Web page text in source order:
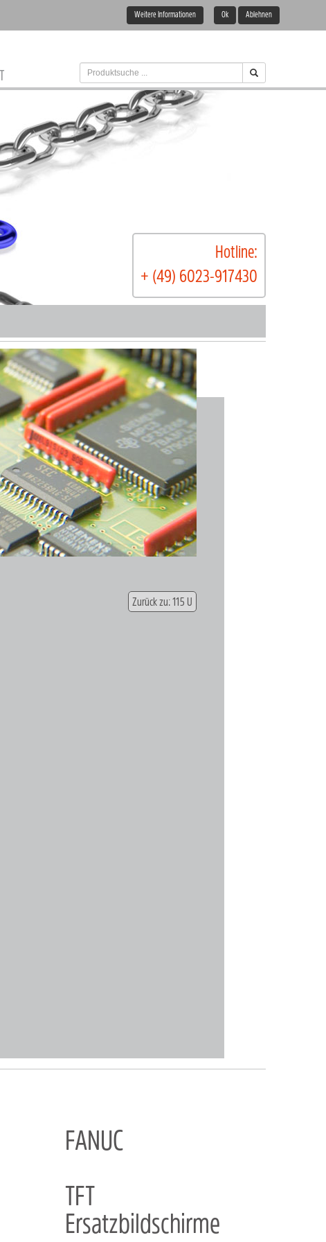
Hotline:
+ (49) 6023-917430
Zurück zu: 115 U
FANUC
TFT
Ersatzbildschirme
Weitere Informationen Ok Ablehnen